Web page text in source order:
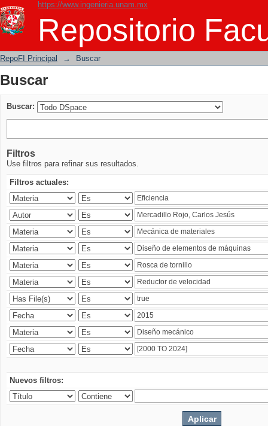
https://www.ingenieria.unam.mx
Repositorio
Buscar
RepoFI Principal → Buscar
Buscar
Buscar:
Filtros
Use filtros para refinar sus resultados.
Filtros actuales:
Nuevos filtros: